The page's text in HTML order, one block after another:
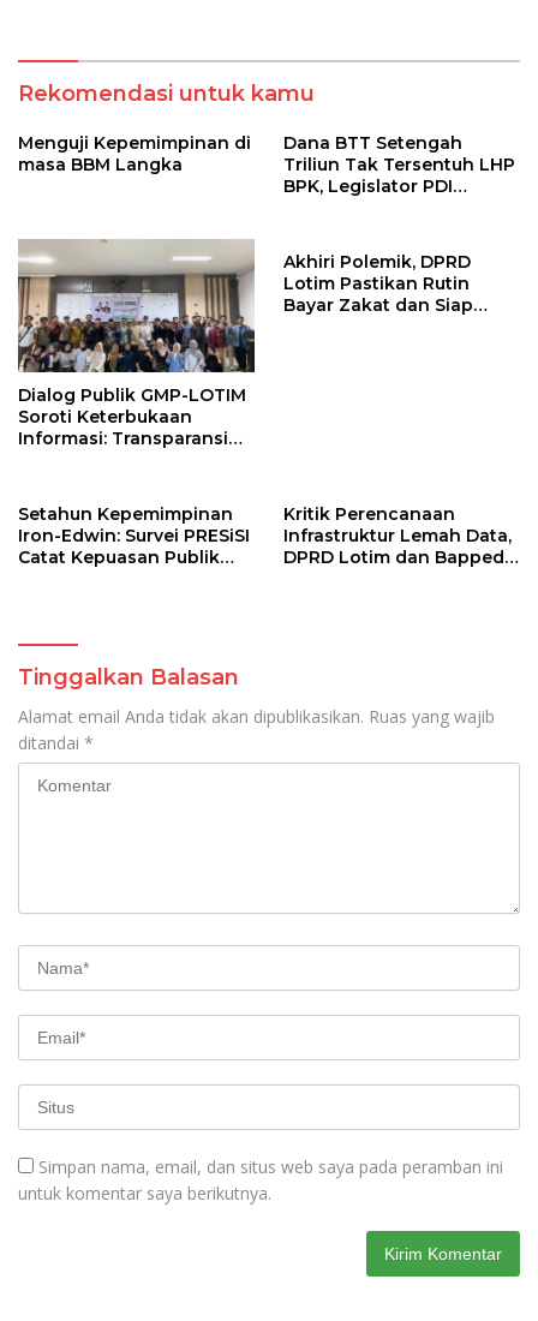
Rekomendasi untuk kamu
Menguji Kepemimpinan di
masa BBM Langka
Dana BTT Setengah
Triliun Tak Tersentuh LHP
BPK, Legislator PDI
Dialog Publik GMP-LOTIM
Soroti Keterbukaan
Informasi: Transparansi
Sekadar Diklaim
Akhiri Polemik, DPRD
Lotim Pastikan Rutin
Bayar Zakat dan Siap
Setahun Kepemimpinan
Iron-Edwin: Survei PRESiSI
Catat Kepuasan Publik
Kritik Perencanaan
Infrastruktur Lemah Data,
DPRD Lotim dan Bappeda
Tinggalkan Balasan
Alamat email Anda tidak akan dipublikasikan. Ruas yang wajib
ditandai *
Simpan nama, email, dan situs web saya pada peramban ini
untuk komentar saya berikutnya.